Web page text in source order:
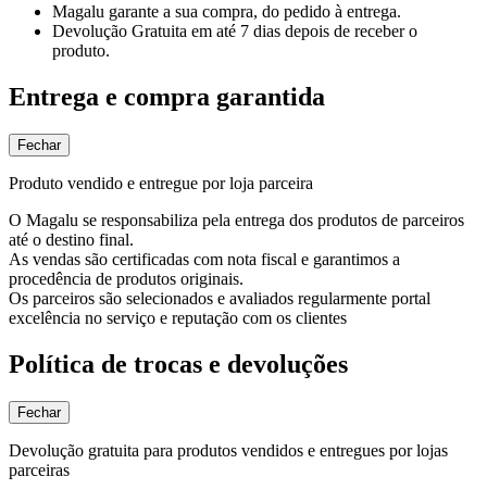
Magalu garante a sua compra, do pedido à entrega.
Devolução Gratuita em até 7 dias depois de receber o
produto.
Entrega e compra garantida
Fechar
Produto vendido e entregue por loja parceira
O Magalu se responsabiliza pela entrega dos produtos de parceiros
até o destino final.
As vendas são certificadas com nota fiscal e garantimos a
procedência de produtos originais.
Os parceiros são selecionados e avaliados regularmente portal
excelência no serviço e reputação com os clientes
Política de trocas e devoluções
Fechar
Devolução gratuita para produtos vendidos e entregues por lojas
parceiras